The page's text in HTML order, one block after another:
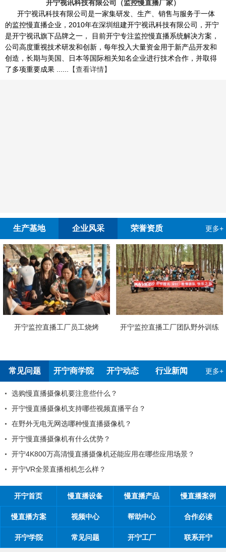
开宁视讯科技有限公司（监控慢直播厂家）
开宁视讯科技有限公司是一家集研发、生产、销售与服务于一体
的监控慢直播企业，2010年在深圳组建开宁视讯科技有限公司，开宁
是开宁视讯旗下品牌之一， 目前开宁专注监控慢直播系统解决方案，
公司高度重视技术研发和创新，每年投入大量资金用于新产品开发和
创造，长期与美国、日本等国际相关知名企业进行技术合作，并取得
了多项重要成果 ......
【查看详情】
生产基地 企业风采 荣誉资质 更多+
监控直播工厂团队野外训练
常见问题 开宁商学院 开宁动态 行业新闻 更多+
台？
在哪些应用场景？
99%的工程商搞不清楚自己的目标客
工程商如何制定营销方案？
工程商如何1年收入100万？
开宁慢直播厂家带你从9个角度抢占
开宁慢直播厂家告诉您：如何做好微
开宁首页 慢直播设备 慢直播产品 慢直播案例
慢直播方案 视频中心 帮助中心 合作必读
开宁学院 常见问题 开宁工厂 联系开宁